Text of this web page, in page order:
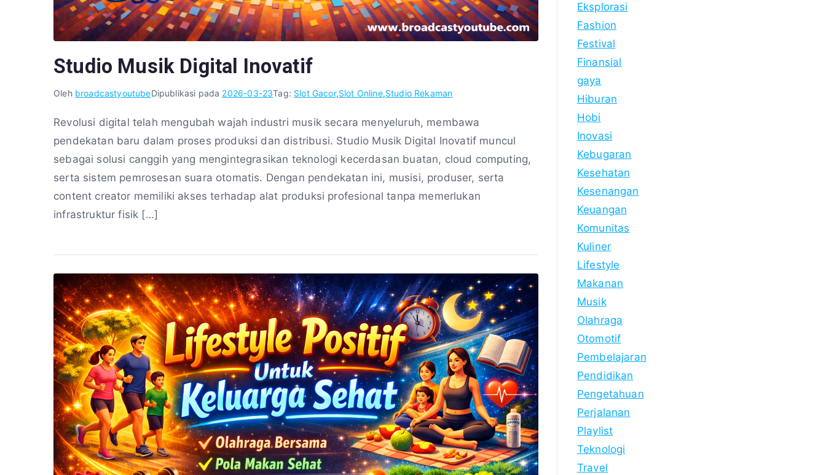
Studio Musik Digital Inovatif
Oleh broadcastyoutubeDipublikasi pada 2026-03-23Tag: Slot Gacor,Slot Online,Studio Rekaman
Revolusi digital telah mengubah wajah industri musik secara menyeluruh, membawa
pendekatan baru dalam proses produksi dan distribusi. Studio Musik Digital Inovatif muncul
sebagai solusi canggih yang mengintegrasikan teknologi kecerdasan buatan, cloud computing,
serta sistem pemrosesan suara otomatis. Dengan pendekatan ini, musisi, produser, serta
content creator memiliki akses terhadap alat produksi profesional tanpa memerlukan
infrastruktur fisik […]
Eksplorasi
Fashion
Festival
Finansial
gaya
Hiburan
Hobi
Inovasi
Kebugaran
Kesehatan
Kesenangan
Keuangan
Komunitas
Kuliner
Lifestyle
Makanan
Musik
Olahraga
Otomotif
Pembelajaran
Pendidikan
Pengetahuan
Perjalanan
Playlist
Teknologi
Travel